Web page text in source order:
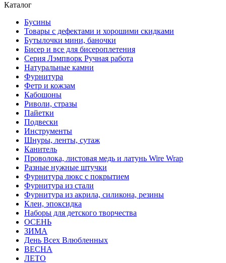
Каталог
Бусины
Товары с дефектами и хорошими скидками
Бутылочки мини, баночки
Бисер и все для бисероплетения
Серия Лэмпворк Ручная работа
Натуральные камни
Фурнитура
Фетр и кожзам
Кабошоны
Риволи, стразы
Пайетки
Подвески
Инструменты
Шнуры, ленты, сутаж
Канитель
Проволока, листовая медь и латунь Wire Wrap
Разные нужные штучки
Фурнитура люкс с покрытием
Фурнитура из стали
Фурнитура из акрила, силикона, резины
Клеи, эпоксидка
Наборы для детского творчества
ОСЕНЬ
ЗИМА
День Всех Влюбленных
ВЕСНА
ЛЕТО